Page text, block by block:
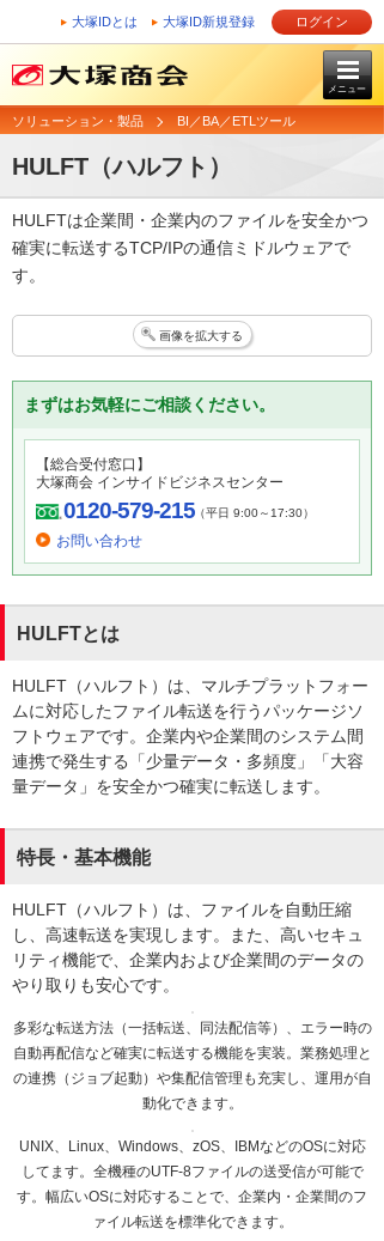
大塚IDとは 大塚ID新規登録 ログイン
メニュー
ソリューション・製品 BI／BA／ETLツール
HULFT（ハルフト）
HULFTは企業間・企業内のファイルを安全かつ
確実に転送するTCP/IPの通信ミドルウェアで
す。
画像を拡大する
まずはお気軽にご相談ください。
【総合受付窓口】
大塚商会 インサイドビジネスセンター
0120-579-215（平日 9:00～17:30）
お問い合わせ
HULFTとは
HULFT（ハルフト）は、マルチプラットフォー
ムに対応したファイル転送を行うパッケージソ
フトウェアです。企業内や企業間のシステム間
連携で発生する「少量データ・多頻度」「大容
量データ」を安全かつ確実に転送します。
特長・基本機能
HULFT（ハルフト）は、ファイルを自動圧縮
し、高速転送を実現します。また、高いセキュ
リティ機能で、企業内および企業間のデータの
やり取りも安心です。
多彩な転送方法（一括転送、同法配信等）、エラー時の
自動再配信など確実に転送する機能を実装。業務処理と
の連携（ジョブ起動）や集配信管理も充実し、運用が自
動化できます。
UNIX、Linux、Windows、zOS、IBMなどのOSに対応
してます。全機種のUTF-8ファイルの送受信が可能で
す。幅広いOSに対応することで、企業内・企業間のフ
ァイル転送を標準化できます。